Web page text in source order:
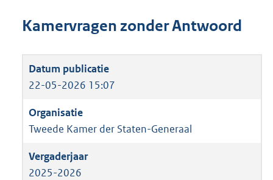
Kamervragen zonder Antwoord
22-05-2026 15:07
Tweede Kamer der Staten-Generaal
2025-2026